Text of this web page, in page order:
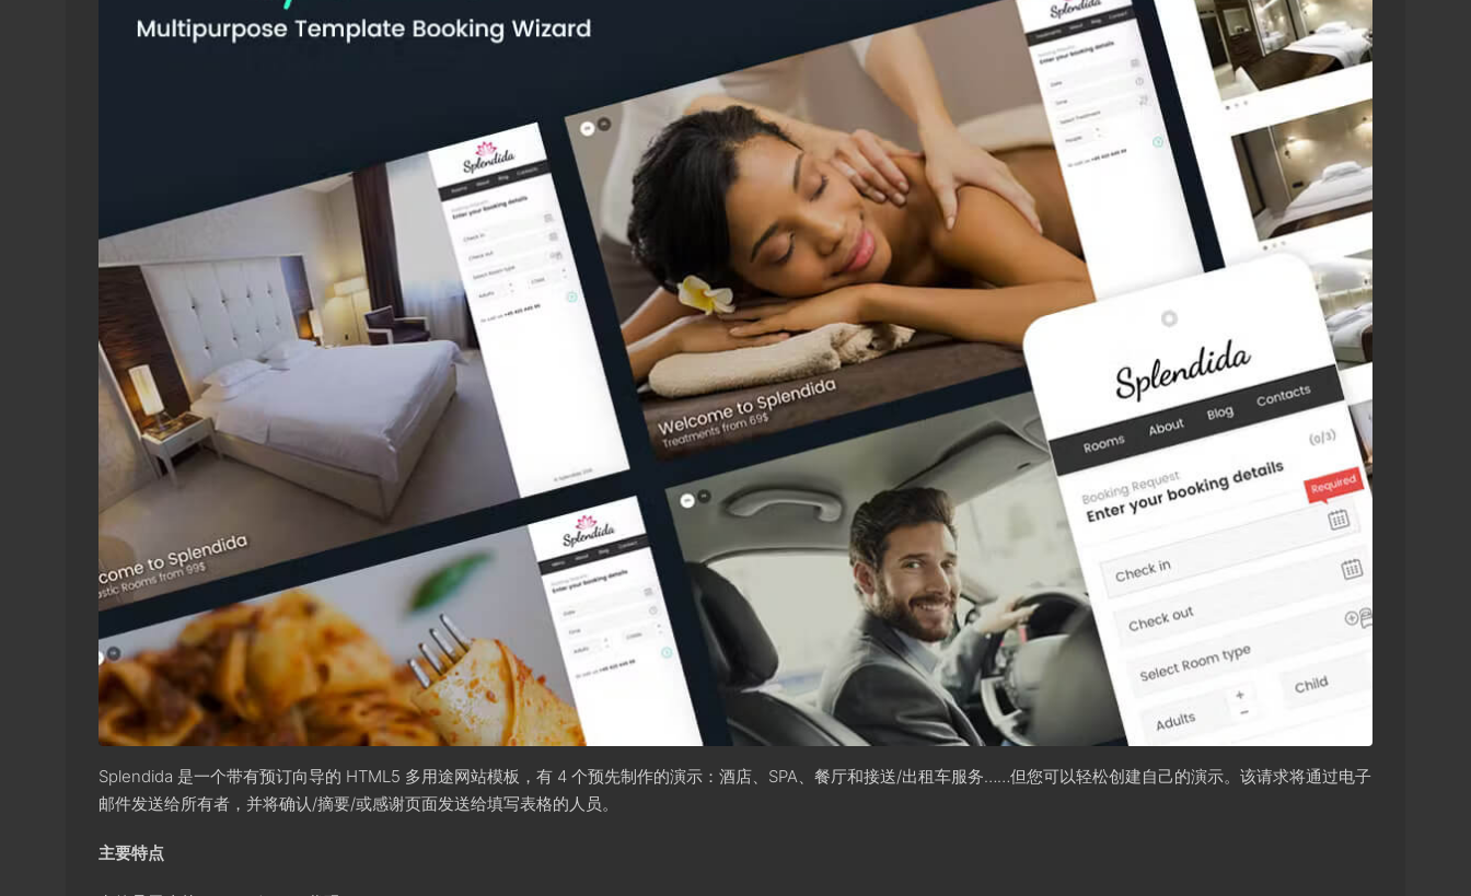
Splendida 是一个带有预订向导的 HTML5 多用途网站模板，有 4 个预先制作的演示：酒店、SPA、餐厅和接送/出租车服务……但您可以轻松创建自己的演示。该请求将通过电子
邮件发送给所有者，并将确认/摘要/或感谢页面发送给填写表格的人员。
主要特点